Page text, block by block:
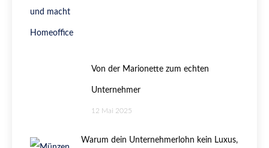
Von der Marionette zum echten
Unternehmer
12 Mai 2025
Warum dein Unternehmerlohn kein Luxus,